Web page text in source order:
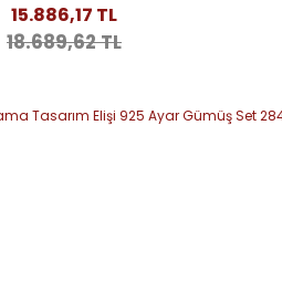
15.886,17 TL
18.689,62 TL